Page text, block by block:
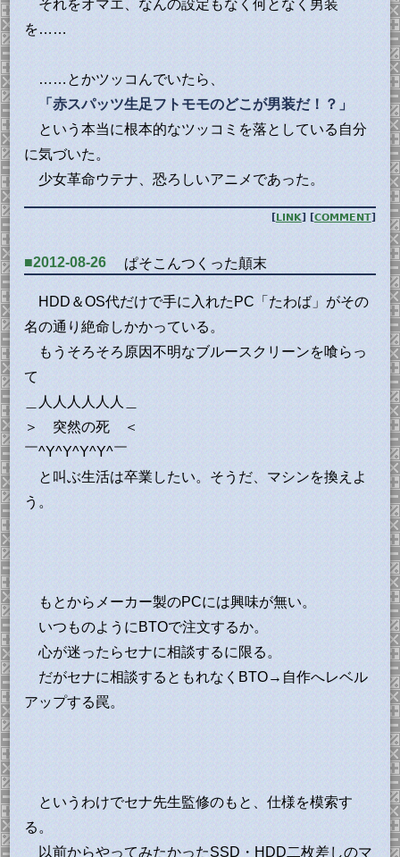
それをオマエ、なんの設定もなく何となく男装
を……
……とかツッコんでいたら、
「赤スパッツ生足フトモモのどこが男装だ！？」
という本当に根本的なツッコミを落としている自分
に気づいた。
少女革命ウテナ、恐ろしいアニメであった。
[LINK] [COMMENT]
■2012-08-26 ぱそこんつくった顛末
HDD＆OS代だけで手に入れたPC「たわば」がその
名の通り絶命しかかっている。
もうそろそろ原因不明なブルースクリーンを喰らっ
て
＿人人人人人人＿
＞ 突然の死 ＜
￣^Y^Y^Y^Y^￣
と叫ぶ生活は卒業したい。そうだ、マシンを換えよ
う。
もとからメーカー製のPCには興味が無い。
いつものようにBTOで注文するか。
心が迷ったらセナに相談するに限る。
だがセナに相談するともれなくBTO→自作へレベル
アップする罠。
というわけでセナ先生監修のもと、仕様を模索す
る。
以前からやってみたかったSSD・HDD二枚差しのマ